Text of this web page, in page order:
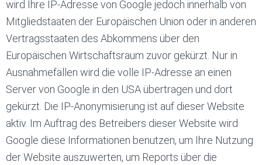
wird Ihre IP-Adresse von Google jedoch innerhalb von
Mitgliedstaaten der Europäischen Union oder in anderen
Vertragsstaaten des Abkommens über den
Europäischen Wirtschaftsraum zuvor gekürzt. Nur in
Ausnahmefällen wird die volle IP-Adresse an einen
Server von Google in den USA übertragen und dort
gekürzt. Die IP-Anonymisierung ist auf dieser Website
aktiv. Im Auftrag des Betreibers dieser Website wird
Google diese Informationen benutzen, um Ihre Nutzung
der Website auszuwerten, um Reports über die